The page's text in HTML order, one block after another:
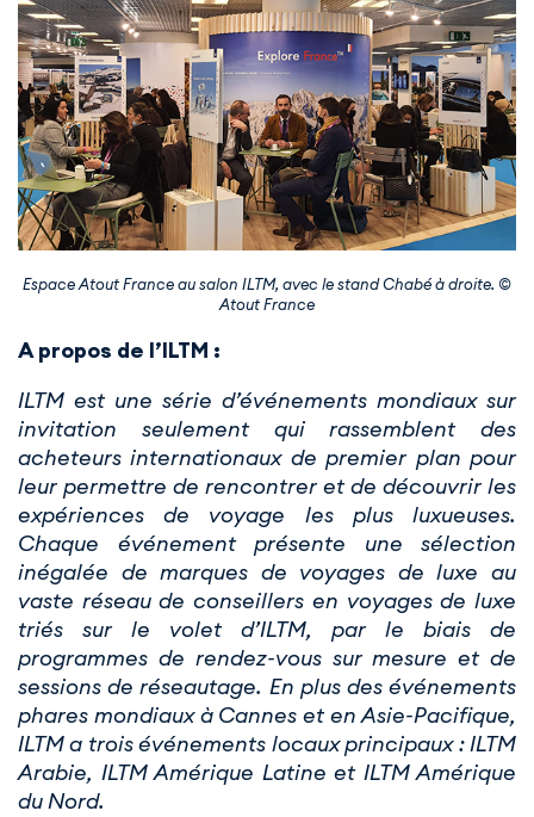
Espace Atout France au salon ILTM, avec le stand Chabé à droite. ©
Atout France
A propos de l’ILTM :
ILTM est une série d’événements mondiaux sur
invitation seulement qui rassemblent des
acheteurs internationaux de premier plan pour
leur permettre de rencontrer et de découvrir les
expériences de voyage les plus luxueuses.
Chaque événement présente une sélection
inégalée de marques de voyages de luxe au
vaste réseau de conseillers en voyages de luxe
triés sur le volet d’ILTM, par le biais de
programmes de rendez-vous sur mesure et de
sessions de réseautage. En plus des événements
phares mondiaux à Cannes et en Asie-Pacifique,
ILTM a trois événements locaux principaux : ILTM
Arabie, ILTM Amérique Latine et ILTM Amérique
du Nord.